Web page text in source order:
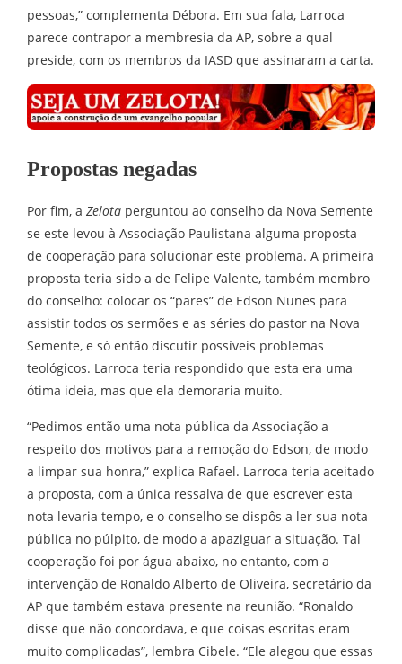
pessoas,” complementa Débora. Em sua fala, Larroca
parece contrapor a membresia da AP, sobre a qual
preside, com os membros da IASD que assinaram a carta.
Propostas negadas
Por fim, a Zelota perguntou ao conselho da Nova Semente
se este levou à Associação Paulistana alguma proposta
de cooperação para solucionar este problema. A primeira
proposta teria sido a de Felipe Valente, também membro
do conselho: colocar os “pares” de Edson Nunes para
assistir todos os sermões e as séries do pastor na Nova
Semente, e só então discutir possíveis problemas
teológicos. Larroca teria respondido que esta era uma
ótima ideia, mas que ela demoraria muito.
“Pedimos então uma nota pública da Associação a
respeito dos motivos para a remoção do Edson, de modo
a limpar sua honra,” explica Rafael. Larroca teria aceitado
a proposta, com a única ressalva de que escrever esta
nota levaria tempo, e o conselho se dispôs a ler sua nota
pública no púlpito, de modo a apaziguar a situação. Tal
cooperação foi por água abaixo, no entanto, com a
intervenção de Ronaldo Alberto de Oliveira, secretário da
AP que também estava presente na reunião. “Ronaldo
disse que não concordava, e que coisas escritas eram
muito complicadas”, lembra Cibele. “Ele alegou que essas